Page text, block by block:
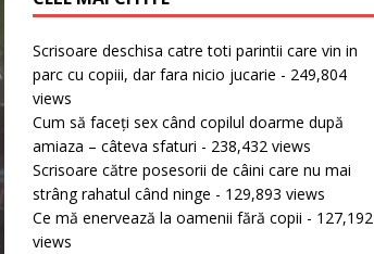
Scrisoare deschisa catre toti parintii care vin in
parc cu copiii, dar fara nicio jucarie - 249,804
views
Cum să faceți sex când copilul doarme după
amiaza – câteva sfaturi - 238,432 views
Scrisoare către posesorii de câini care nu mai
strâng rahatul când ninge - 129,893 views
Ce mă enervează la oamenii fără copii - 127,192
views